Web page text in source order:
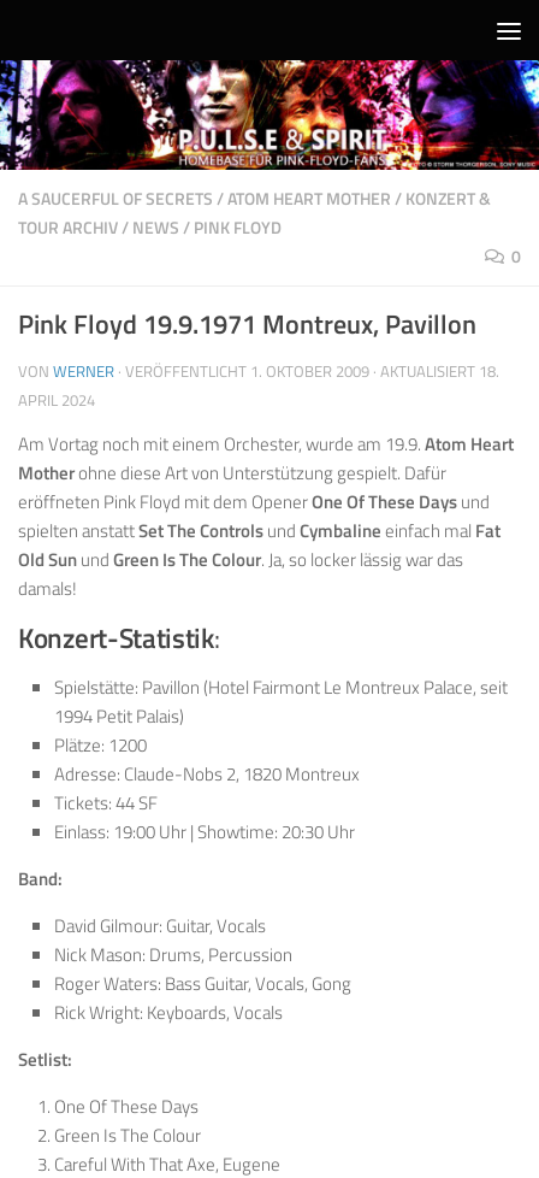
A SAUCERFUL OF SECRETS/ATOM HEART MOTHER/KONZERT &
TOUR ARCHIV/NEWS/PINK FLOYD
0
Pink Floyd 19.9.1971 Montreux, Pavillon
VON WERNER · VERÖFFENTLICHT 1. OKTOBER 2009 · AKTUALISIERT 18.
APRIL 2024
Am Vortag noch mit einem Orchester, wurde am 19.9.Atom Heart
Motherohne diese Art von Unterstützung gespielt. Dafür
eröffneten Pink Floyd mit dem OpenerOne Of These Daysund
spielten anstattSet The ControlsundCymbalineeinfach mal Fat
Old SunundGreen Is The Colour. Ja, so locker lässig war das
damals!
Konzert-Statistik:
Spielstätte: Pavillon (Hotel Fairmont Le Montreux Palace, seit
1994 Petit Palais)
Plätze: 1200
Adresse: Claude-Nobs 2, 1820 Montreux
Tickets: 44 SF
Einlass: 19:00 Uhr | Showtime: 20:30 Uhr
Band:
David Gilmour: Guitar, Vocals
Nick Mason: Drums, Percussion
Roger Waters: Bass Guitar, Vocals, Gong
Rick Wright: Keyboards, Vocals
Setlist:
One Of These Days
Green Is The Colour
Careful With That Axe, Eugene